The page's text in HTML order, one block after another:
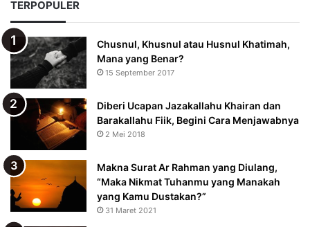
TERPOPULER
Chusnul, Khusnul atau Husnul Khatimah,
Mana yang Benar?
15 September 2017
Diberi Ucapan Jazakallahu Khairan dan
Barakallahu Fiik, Begini Cara Menjawabnya
2 Mei 2018
Makna Surat Ar Rahman yang Diulang,
“Maka Nikmat Tuhanmu yang Manakah
yang Kamu Dustakan?”
31 Maret 2021